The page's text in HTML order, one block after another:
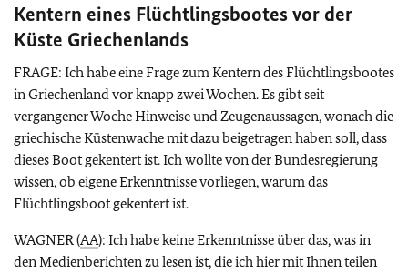
Kentern eines Flüchtlingsbootes vor der
Küste Griechenlands
FRAGE: Ich habe eine Frage zum Kentern des Flüchtlingsbootes
in Griechenland vor knapp zwei Wochen. Es gibt seit
vergangener Woche Hinweise und Zeugenaussagen, wonach die
griechische Küstenwache mit dazu beigetragen haben soll, dass
dieses Boot gekentert ist. Ich wollte von der Bundesregierung
wissen, ob eigene Erkenntnisse vorliegen, warum das
Flüchtlingsboot gekentert ist.
WAGNER (AA): Ich habe keine Erkenntnisse über das, was in
den Medienberichten zu lesen ist, die ich hier mit Ihnen teilen